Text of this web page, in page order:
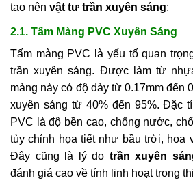
tạo nên vật tư trần xuyên sáng:
2.1. Tấm Màng PVC Xuyên Sáng
Tấm màng PVC là yếu tố quan
trần xuyên sáng. Được làm từ
màng này có độ dày từ 0.17mm đến
xuyên sáng từ 40% đến 95%. Đặc
PVC là độ bền cao, chống nước,
tùy chỉnh họa tiết như bầu trời, hoa
Đây cũng là lý do trần xuyên
đánh giá cao về tính linh hoạt trong